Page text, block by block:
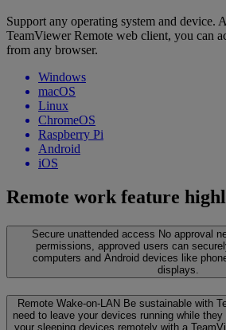
Support any operating system and device.
TeamViewer Remote web client, you can
from any browser.
Windows
macOS
Linux
ChromeOS
Raspberry Pi
Android
iOS
Remote work feature
Secure unattended access No approval
permissions, approved users can
computers and Android devices like
displays.
Remote Wake-on-LAN Be sustainable with
need to leave your devices running while
your sleeping devices remotely with a